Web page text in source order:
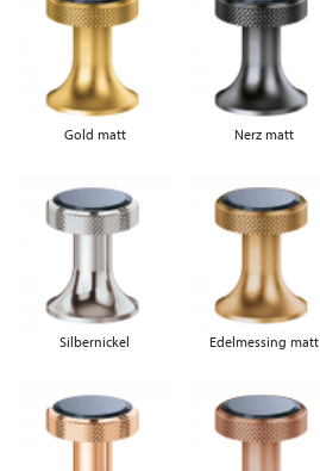
Gold matt Nerz matt
Silbernickel Edelmessing matt